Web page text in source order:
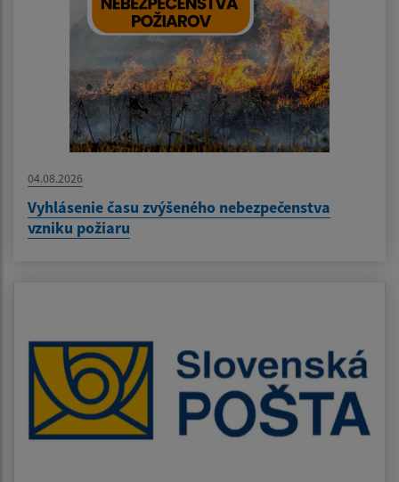
04.08.2026
Vyhlásenie času zvýšeného nebezpečenstva
vzniku požiaru